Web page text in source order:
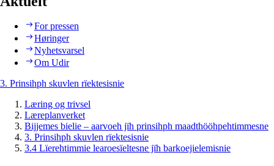
For pressen
Høringer
Nyhetsvarsel
Om Udir
3. Prinsihph skuvlen rïektesisnie
Læring og trivsel
Læreplanverket
Bijjemes bielie – aarvoeh jïh prinsihph maadthööhpehtimmesne
3. Prinsihph skuvlen rïektesisnie
3.4 Lïerehtimmie learoesïeltesne jïh barkoejielemisnie